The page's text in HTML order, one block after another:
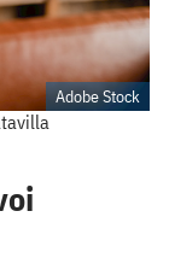
Adobe Stock